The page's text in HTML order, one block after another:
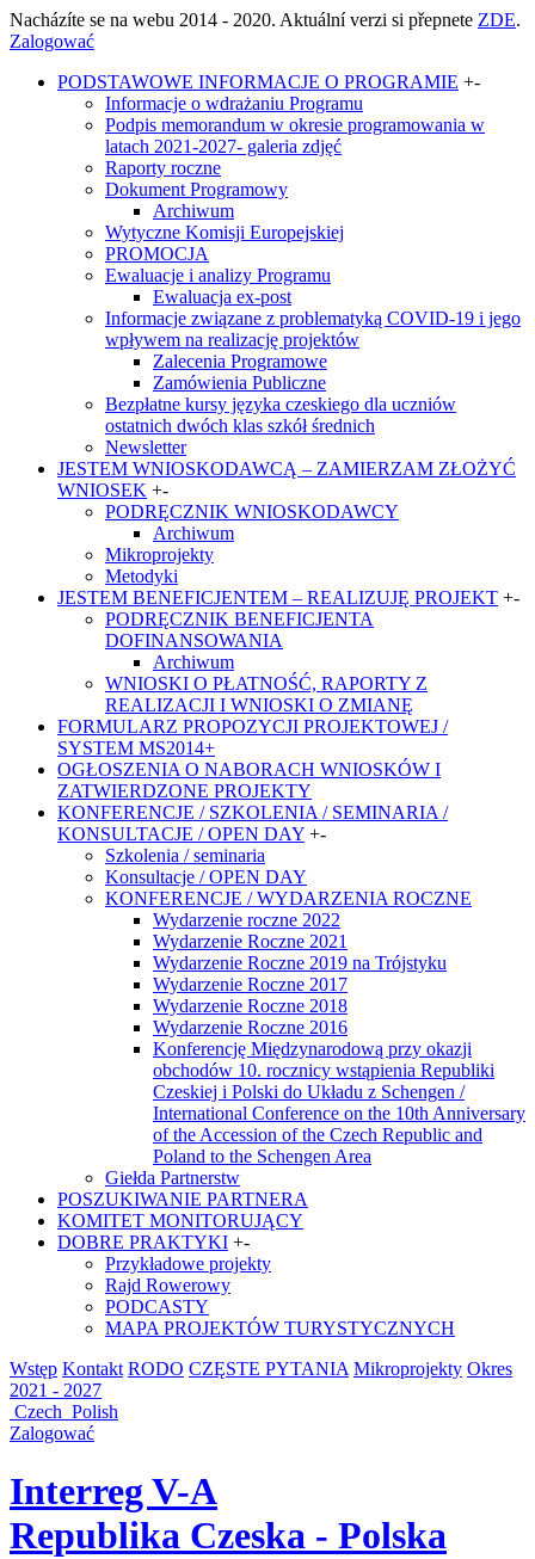
Nacházíte se na webu 2014 - 2020. Aktuální verzi si přepnete ZDE.
Zalogować
PODSTAWOWE INFORMACJE O PROGRAMIE +-
Informacje o wdrażaniu Programu
Podpis memorandum w okresie programowania w
latach 2021-2027- galeria zdjęć
Raporty roczne
Dokument Programowy
Archiwum
Wytyczne Komisji Europejskiej
PROMOCJA
Ewaluacje i analizy Programu
Ewaluacja ex-post
Informacje związane z problematyką COVID-19 i jego
wpływem na realizację projektów
Zalecenia Programowe
Zamówienia Publiczne
Bezpłatne kursy języka czeskiego dla uczniów
ostatnich dwóch klas szkół średnich
Newsletter
JESTEM WNIOSKODAWCĄ – ZAMIERZAM ZŁOŻYĆ
WNIOSEK +-
PODRĘCZNIK WNIOSKODAWCY
Archiwum
Mikroprojekty
Metodyki
JESTEM BENEFICJENTEM – REALIZUJĘ PROJEKT +-
PODRĘCZNIK BENEFICJENTA
DOFINANSOWANIA
Archiwum
WNIOSKI O PŁATNOŚĆ, RAPORTY Z
REALIZACJI I WNIOSKI O ZMIANĘ
FORMULARZ PROPOZYCJI PROJEKTOWEJ /
SYSTEM MS2014+
OGŁOSZENIA O NABORACH WNIOSKÓW I
ZATWIERDZONE PROJEKTY
KONFERENCJE / SZKOLENIA / SEMINARIA /
KONSULTACJE / OPEN DAY +-
Szkolenia / seminaria
Konsultacje / OPEN DAY
KONFERENCJE / WYDARZENIA ROCZNE
Wydarzenie roczne 2022
Wydarzenie Roczne 2021
Wydarzenie Roczne 2019 na Trójstyku
Wydarzenie Roczne 2017
Wydarzenie Roczne 2018
Wydarzenie Roczne 2016
Konferencję Międzynarodową przy okazji
obchodów 10. rocznicy wstąpienia Republiki
Czeskiej i Polski do Układu z Schengen /
International Conference on the 10th Anniversary
of the Accession of the Czech Republic and
Poland to the Schengen Area
Giełda Partnerstw
POSZUKIWANIE PARTNERA
KOMITET MONITORUJĄCY
DOBRE PRAKTYKI +-
Przykładowe projekty
Rajd Rowerowy
PODCASTY
MAPA PROJEKTÓW TURYSTYCZNYCH
Wstęp Kontakt RODO CZĘSTE PYTANIA Mikroprojekty Okres
2021 - 2027
Czech Polish
Zalogować
Interreg V-A
Republika Czeska - Polska